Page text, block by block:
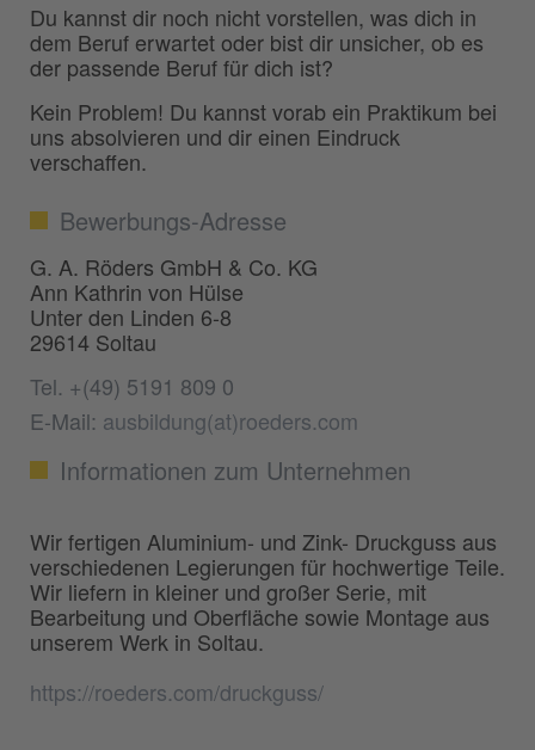
Du kannst dir noch nicht vorstellen, was dich in
dem Beruf erwartet oder bist dir unsicher, ob es
der passende Beruf für dich ist?
Kein Problem! Du kannst vorab ein Praktikum bei
uns absolvieren und dir einen Eindruck
verschaffen.
Bewerbungs-Adresse
G. A. Röders GmbH & Co. KG
Ann Kathrin von Hülse
Unter den Linden 6-8
29614 Soltau
Tel. +(49) 5191 809 0
E-Mail: ausbildung(at)roeders.com
Informationen zum Unternehmen
Wir fertigen Aluminium- und Zink- Druckguss aus
verschiedenen Legierungen für hochwertige Teile.
Wir liefern in kleiner und großer Serie, mit
Bearbeitung und Oberfläche sowie Montage aus
unserem Werk in Soltau.
https://roeders.com/druckguss/